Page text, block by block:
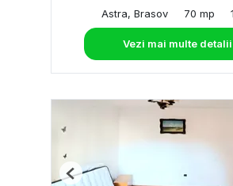
Astra, Brasov
70 mp
Vezi mai multe detalii
Previous